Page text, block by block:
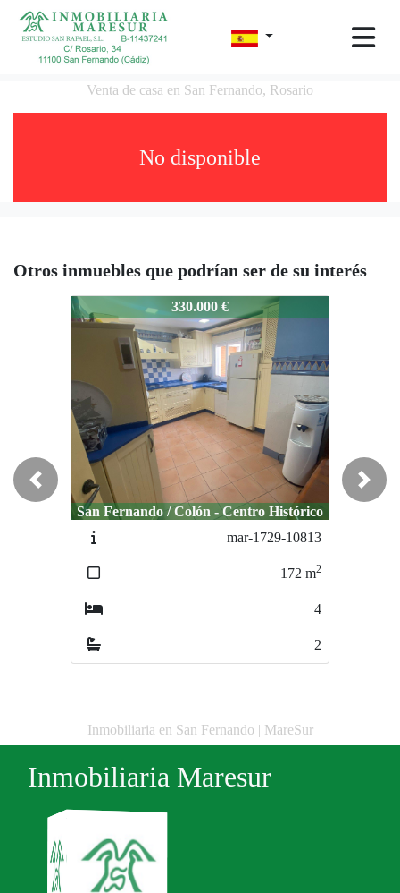
Venta de casa en San Fernando, Rosario
No disponible
Otros inmuebles que podrían ser de su interés
mar2118-10975330.000 €
San Fernando / Colón - Centro Histórico
mar-1729-10813
172 m2
4
2
Previous Next
Inmobiliaria en San Fernando | MareSur
Inmobiliaria Maresur